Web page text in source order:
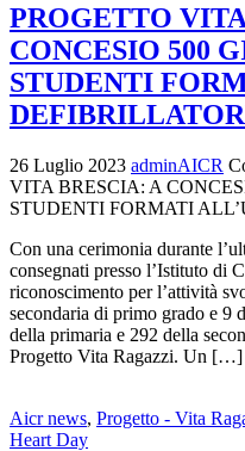
PROGETTO
CONCESIO 500
STUDENTI
26 Luglio 2023 adminAICR
VITA BRESCIA: A
STUDENTI FORMATI
Con una cerimonia durante
consegnati presso l’Istituto di
riconoscimento per l’attività
secondaria di primo grado e 9
della primaria e 292 della
Progetto Vita Ragazzi. Un […]
Aicr news, Progetto - Vita
Heart Day